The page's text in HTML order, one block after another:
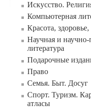
Искусство.
Компьютерная
Красота, здоровье,
Научная и научно-
литература
Подарочные
Право
Семья. Быт. Досуг
Спорт. Туризм.
атласы